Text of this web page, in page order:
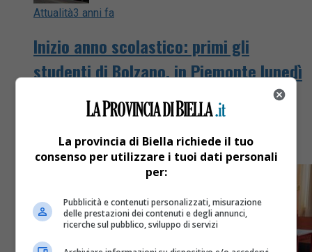
Attualità3 anni fa
Inizio anno scolastico: primi gli
studenti di Bolzano, in Piemonte lunedì
11 settembre
MeritoLa provincia di Biella richiede il tuo
consenso per utilizzare i tuoi dati personali
per:
Pubblicità e contenuti personalizzati, misurazione
delle prestazioni dei contenuti e degli annunci,
ricerche sul pubblico, sviluppo di servizi